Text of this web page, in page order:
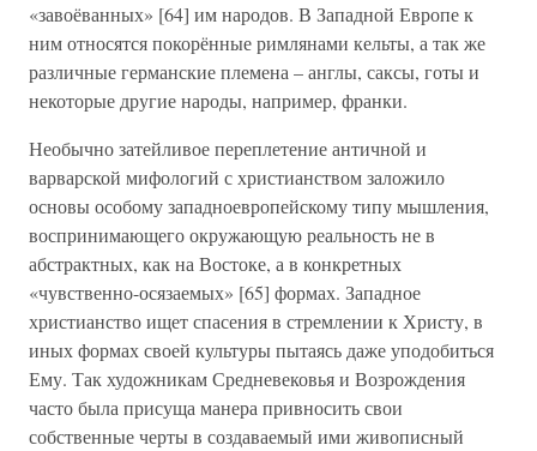
«завоёванных» [64] им народов. В Западной Европе к
ним относятся покорённые римлянами кельты, а так же
различные германские племена – англы, саксы, готы и
некоторые другие народы, например, франки.
Необычно затейливое переплетение античной и
варварской мифологий с христианством заложило
основы особому западноевропейскому типу мышления,
воспринимающего окружающую реальность не в
абстрактных, как на Востоке, а в конкретных
«чувственно-осязаемых» [65] формах. Западное
христианство ищет спасения в стремлении к Христу, в
иных формах своей культуры пытаясь даже уподобиться
Ему. Так художникам Средневековья и Возрождения
часто была присуща манера привносить свои
собственные черты в создаваемый ими живописный